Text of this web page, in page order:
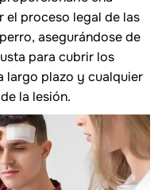
el proceso legal de las
asegurándose de
para cubrir los
largo plazo y cualquier
la lesión.